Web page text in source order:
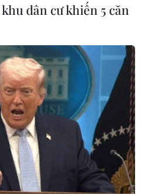
dân cư khiến 5 căn